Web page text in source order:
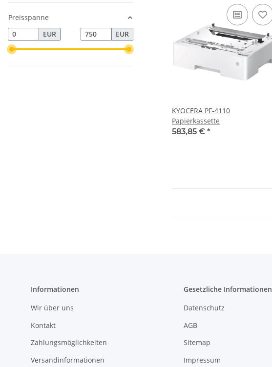
KYOCERA PF-4110
Papierkassette
583,85 € *
Preisspanne
EUR
EUR
Informationen
Wir über uns
Kontakt
Zahlungsmöglichkeiten
Versandinformationen
Gesetzliche Informationen
Datenschutz
AGB
Sitemap
Impressum